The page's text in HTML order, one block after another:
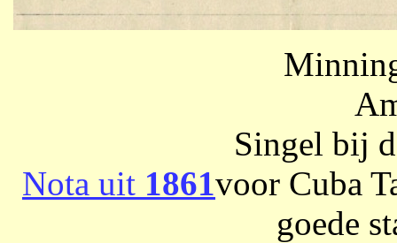
Singel bij
Nota uit 1861voor Cuba
goede